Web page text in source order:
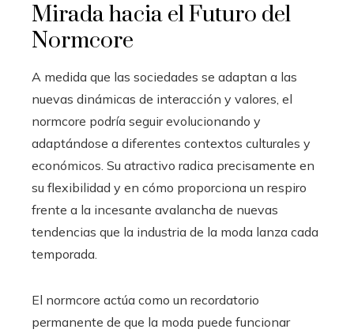
Mirada hacia el Futuro del
Normcore
A medida que las sociedades se adaptan a las
nuevas dinámicas de interacción y valores, el
normcore podría seguir evolucionando y
adaptándose a diferentes contextos culturales y
económicos. Su atractivo radica precisamente en
su flexibilidad y en cómo proporciona un respiro
frente a la incesante avalancha de nuevas
tendencias que la industria de la moda lanza cada
temporada.
El normcore actúa como un recordatorio
permanente de que la moda puede funcionar